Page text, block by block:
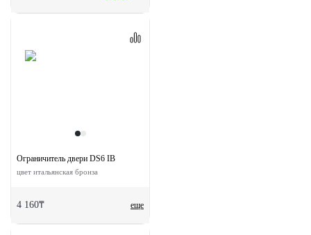
еще
Ограничитель двери DS6 IB
цвет итальянская бронза
4 160₸